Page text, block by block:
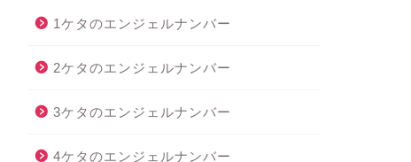
1ケタのエンジェルナンバー
2ケタのエンジェルナンバー
3ケタのエンジェルナンバー
4ケタのエンジェルナンバー